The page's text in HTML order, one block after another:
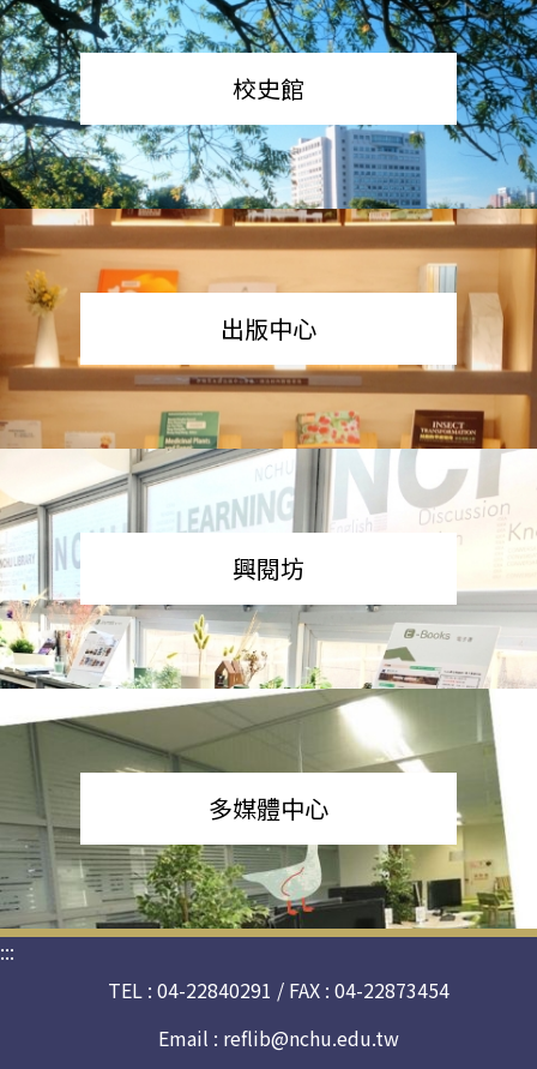
校史館
出版中心
興閱坊
多媒體中心
:::
TEL : 04-22840291 / FAX : 04-22873454
Email : reflib@nchu.edu.tw